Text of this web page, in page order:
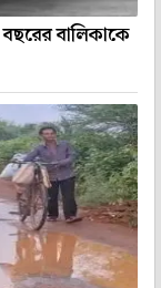
বালিকাকে